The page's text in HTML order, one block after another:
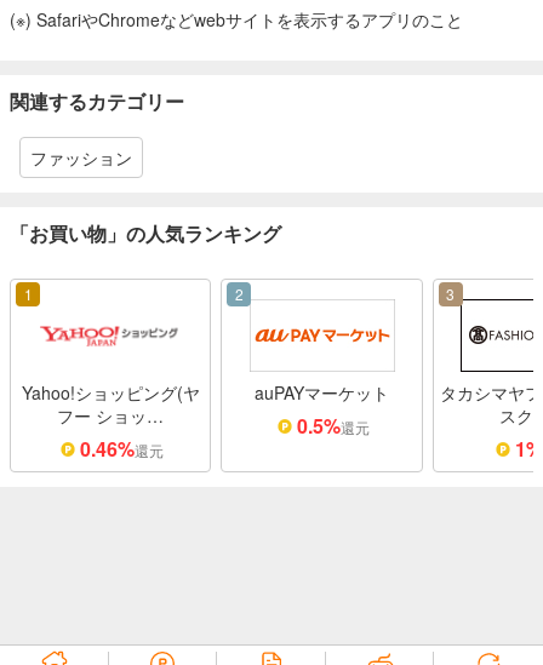
(※) SafariやChromeなどwebサイトを表示するアプリのこと
関連するカテゴリー
ファッション
「お買い物」の人気ランキング
1
Yahoo!ショッピング(ヤ
フー ショッ…
0.46%還元
2
auPAYマーケット
0.5%還元
3
タカシマヤ
スク
1%